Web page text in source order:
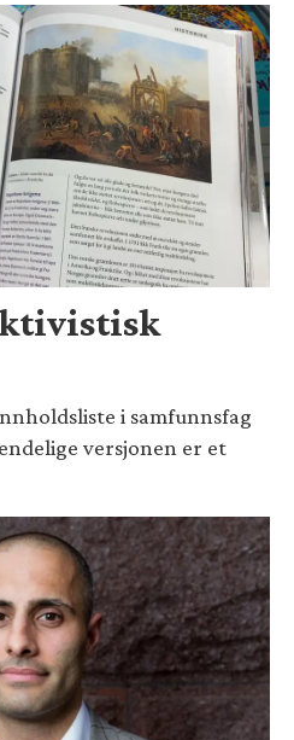
i samfunnsfag
versjonen er et